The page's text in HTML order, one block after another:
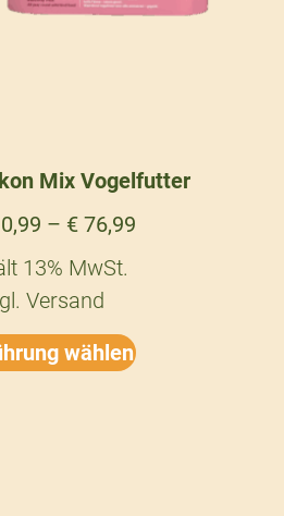
Mix Vogelfutter
– € 76,99
13% MwSt.
Versand
wählen